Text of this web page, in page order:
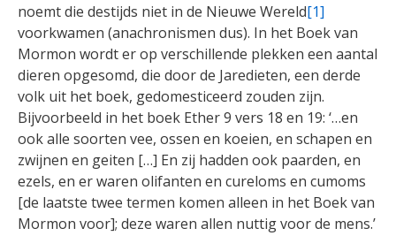
noemt die destijds niet in de Nieuwe Wereld[1]
voorkwamen (anachronismen dus). In het Boek van
Mormon wordt er op verschillende plekken een aantal
dieren opgesomd, die door de Jaredieten, een derde
volk uit het boek, gedomesticeerd zouden zijn.
Bijvoorbeeld in het boek Ether 9 vers 18 en 19: ‘…en
ook alle soorten vee, ossen en koeien, en schapen en
zwijnen en geiten […] En zij hadden ook paarden, en
ezels, en er waren olifanten en cureloms en cumoms
[de laatste twee termen komen alleen in het Boek van
Mormon voor]; deze waren allen nuttig voor de mens.’